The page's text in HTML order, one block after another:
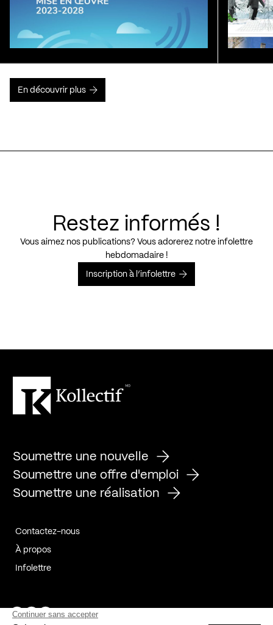
En découvrir plus
Restez informés !
Vous aimez nos publications? Vous adorerez notre infolettre
hebdomadaire !
Inscription à l’infolettre
Soumettre une nouvelle
Soumettre une offre d'emploi
Soumettre une réalisation
Contactez-nous
À propos
Infolettre
Page Facebook de Kollectif
Page Instagram de Kollectif
Page Linkedin de Kollectif